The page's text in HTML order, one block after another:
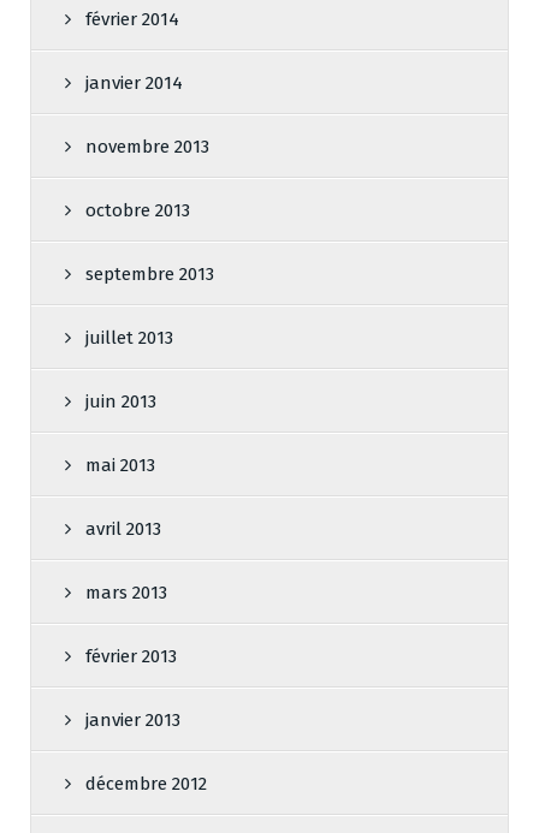
février 2014
janvier 2014
novembre 2013
octobre 2013
septembre 2013
juillet 2013
juin 2013
mai 2013
avril 2013
mars 2013
février 2013
janvier 2013
décembre 2012